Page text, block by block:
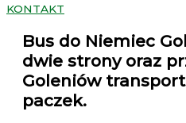
KONTAKT
Bus do Niemiec
dwie strony oraz
Goleniów transport
paczek.